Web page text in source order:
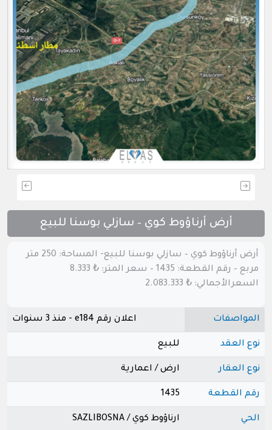
أرض أرناؤوط كوي – سازلي بوسنا للبيع
أرض أرناؤوط كوي – سازلي بوسنا للبيع- المساحة: 250 متر
مربع – رقم القطعة: 1435 – سعر المتر: ₺ 8.333
السعرالأجمالي: ₺ 2.083.333
المواصفات اعلان رقم e184 - منذ 3 سنوات
نوع العقد للبيع
نوع العقار ارض / اعمارية
رقم القطعة 1435
الحي ارناؤوط كوي / SAZLIBOSNA